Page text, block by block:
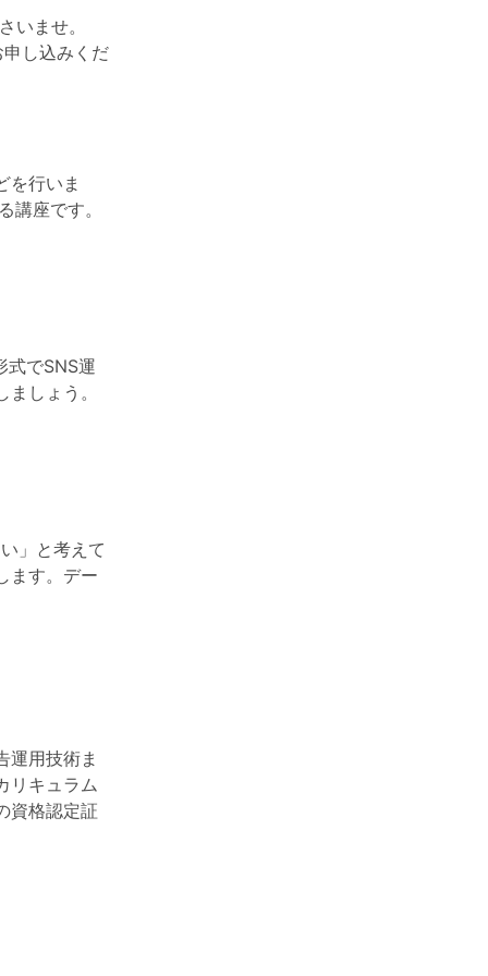
いませ。
し込みくだ
を行いま
座です。
式でSNS運
しょう。
」と考えて
ます。デー
運用技術ま
リキュラム
資格認定証